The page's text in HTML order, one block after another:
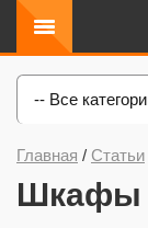
-- Все
Главная / Статьи
Шкафы